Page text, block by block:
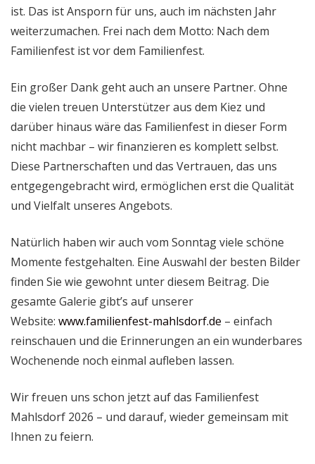
ist. Das ist Ansporn für uns, auch im nächsten Jahr
weiterzumachen. Frei nach dem Motto: Nach dem
Familienfest ist vor dem Familienfest.
Ein großer Dank geht auch an unsere Partner. Ohne
die vielen treuen Unterstützer aus dem Kiez und
darüber hinaus wäre das Familienfest in dieser Form
nicht machbar – wir finanzieren es komplett selbst.
Diese Partnerschaften und das Vertrauen, das uns
entgegengebracht wird, ermöglichen erst die Qualität
und Vielfalt unseres Angebots.
Natürlich haben wir auch vom Sonntag viele schöne
Momente festgehalten. Eine Auswahl der besten Bilder
finden Sie wie gewohnt unter diesem Beitrag. Die
gesamte Galerie gibt’s auf unserer
Website: www.familienfest-mahlsdorf.de – einfach
reinschauen und die Erinnerungen an ein wunderbares
Wochenende noch einmal aufleben lassen.
Wir freuen uns schon jetzt auf das Familienfest
Mahlsdorf 2026 – und darauf, wieder gemeinsam mit
Ihnen zu feiern.